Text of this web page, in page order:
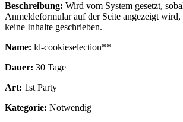
Beschreibung: Wird vom System gesetzt,
Anmeldeformular auf der Seite angezeigt wird,
keine Inhalte geschrieben.
Name: ld-cookieselection**
Dauer: 30 Tage
Art: 1st Party
Kategorie: Notwendig